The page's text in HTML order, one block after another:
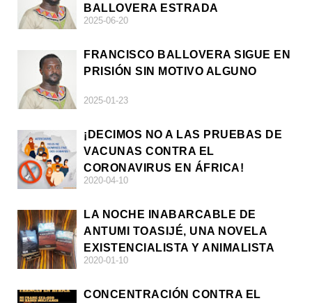
BALLOVERA ESTRADA
2025-06-20
FRANCISCO BALLOVERA SIGUE EN
PRISIÓN SIN MOTIVO ALGUNO
2025-01-23
¡DECIMOS NO A LAS PRUEBAS DE
VACUNAS CONTRA EL
CORONAVIRUS EN ÁFRICA!
2020-04-10
LA NOCHE INABARCABLE DE
ANTUMI TOASIJÉ, UNA NOVELA
EXISTENCIALISTA Y ANIMALISTA
2020-01-10
CONCENTRACIÓN CONTRA EL